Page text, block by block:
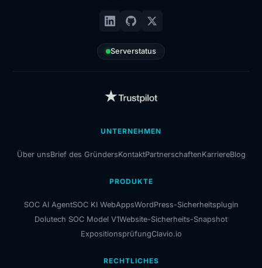
Serverstatus
UNTERNEHMEN
Über unsBrief des GründersKontaktPartnerschaftenKarriereBlog
PRODUKTE
SOC AI AgentSOC KI WebAppsWordPress-Sicherheitsplugin
Dolutech SOC Model V1Website-Sicherheits-Snapshot
ExpositionsprüfungClavio.io
RECHTLICHES